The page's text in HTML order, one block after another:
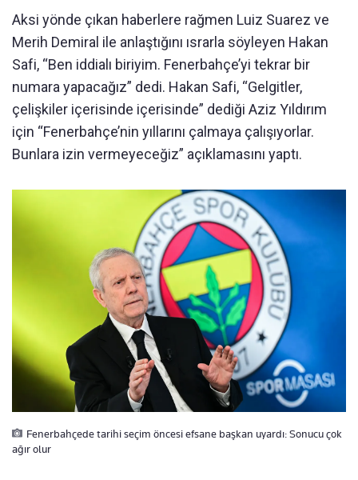
Aksi yönde çıkan haberlere rağmen Luiz Suarez ve
Merih Demiral ile anlaştığını ısrarla söyleyen Hakan
Safi, “Ben iddialı biriyim. Fenerbahçe’yi tekrar bir
numara yapacağız” dedi. Hakan Safi, “Gelgitler,
çelişkiler içerisinde içerisinde” dediği Aziz Yıldırım
için “Fenerbahçe’nin yıllarını çalmaya çalışıyorlar.
Bunlara izin vermeyeceğiz” açıklamasını yaptı.
Fenerbahçede tarihi seçim öncesi efsane başkan uyardı: Sonucu çok
ağır olur